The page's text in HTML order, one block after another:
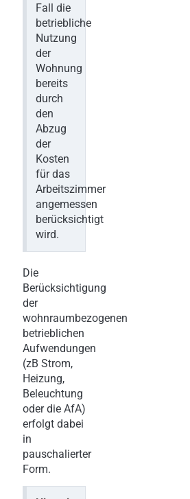
Fall die
betriebliche
Nutzung
der
Wohnung
bereits
durch
den
Abzug
der
Kosten
für das
Arbeitszimmer
angemessen
berücksichtigt
wird.
Die
Berücksichtigung
der
wohnraumbezogenen
betrieblichen
Aufwendungen
(zB Strom,
Heizung,
Beleuchtung
oder die AfA)
erfolgt dabei
in
pauschalierter
Form.